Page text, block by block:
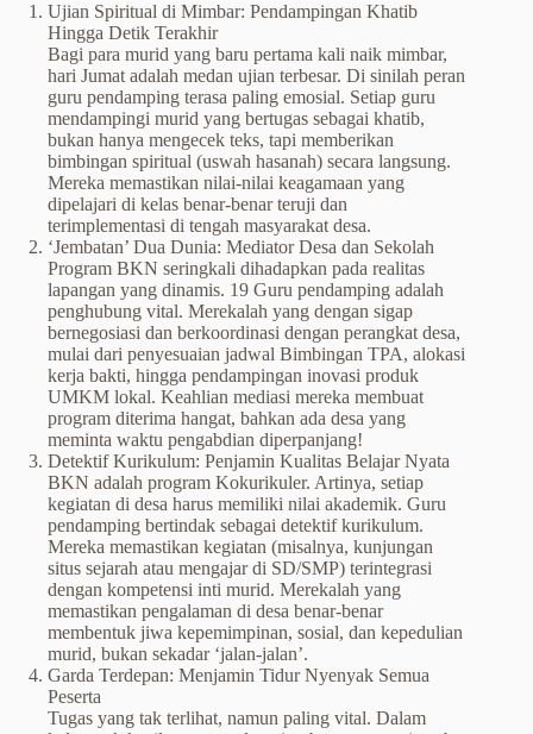
Ujian Spiritual di Mimbar: Pendampingan Khatib
Hingga Detik Terakhir
Bagi para murid yang baru pertama kali naik mimbar,
hari Jumat adalah medan ujian terbesar. Di sinilah peran
guru pendamping terasa paling emosial. Setiap guru
mendampingi murid yang bertugas sebagai khatib,
bukan hanya mengecek teks, tapi memberikan
bimbingan spiritual (uswah hasanah) secara langsung.
Mereka memastikan nilai-nilai keagamaan yang
dipelajari di kelas benar-benar teruji dan
terimplementasi di tengah masyarakat desa.
‘Jembatan’ Dua Dunia: Mediator Desa dan Sekolah
Program BKN seringkali dihadapkan pada realitas
lapangan yang dinamis. 19 Guru pendamping adalah
penghubung vital. Merekalah yang dengan sigap
bernegosiasi dan berkoordinasi dengan perangkat desa,
mulai dari penyesuaian jadwal Bimbingan TPA, alokasi
kerja bakti, hingga pendampingan inovasi produk
UMKM lokal. Keahlian mediasi mereka membuat
program diterima hangat, bahkan ada desa yang
meminta waktu pengabdian diperpanjang!
Detektif Kurikulum: Penjamin Kualitas Belajar Nyata
BKN adalah program Kokurikuler. Artinya, setiap
kegiatan di desa harus memiliki nilai akademik. Guru
pendamping bertindak sebagai detektif kurikulum.
Mereka memastikan kegiatan (misalnya, kunjungan
situs sejarah atau mengajar di SD/SMP) terintegrasi
dengan kompetensi inti murid. Merekalah yang
memastikan pengalaman di desa benar-benar
membentuk jiwa kepemimpinan, sosial, dan kepedulian
murid, bukan sekadar ‘jalan-jalan’.
Garda Terdepan: Menjamin Tidur Nyenyak Semua
Peserta
Tugas yang tak terlihat, namun paling vital. Dalam